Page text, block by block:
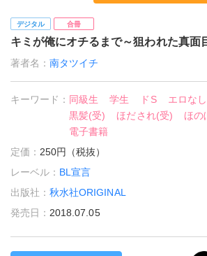
デジタル 合冊
キミが俺にオチるまで～狙われた真面
著者名：南タツイチ
キーワード： 同級生 学生 ドS エロなし
黒髪(受)
ほだされ(受) ほの
電子書籍
定価： 250円（税抜）
レーベル： BL宣言
出版社：秋水社ORIGINAL
発売日： 2018.07.05